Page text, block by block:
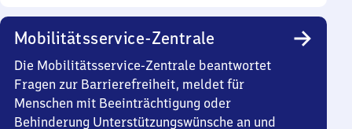
Mobilitätsservice-Zentrale
Die Mobilitätsservice-Zentrale beantwortet
Fragen zur Barrierefreiheit, meldet für
Menschen mit Beeinträchtigung oder
Behinderung Unterstützungswünsche an und